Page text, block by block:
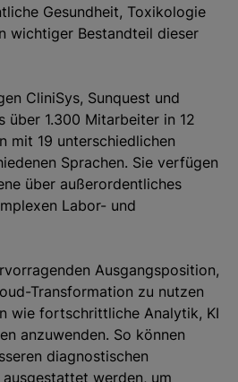
Gesundheit, Toxikologie
wichtiger Bestandteil dieser
CliniSys, Sunquest und
über 1.300 Mitarbeiter in 12
mit 19 unterschiedlichen
Sprachen. Sie verfügen
über außerordentliches
Labor- und
Ausgangsposition,
Transformation zu nutzen
wie fortschrittliche Analytik, KI
anzuwenden. So können
diagnostischen
werden, um